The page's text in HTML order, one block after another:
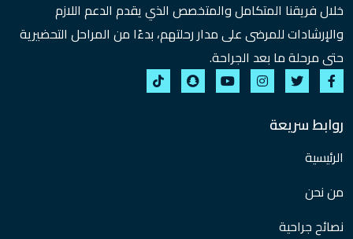
خلال فريقنا المتكامل والمتخصص الذي يقدم الدعم اللازم
والإرشادات للمرضى على مدار رحلتهم، بدءًا من المراحل التحضيرية
حتى مرحلة ما بعد الجراحة.
روابط سريعة
الرئيسية
من نحن
نصائح جراحية